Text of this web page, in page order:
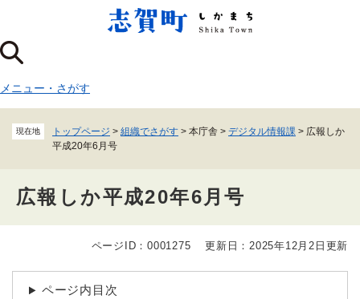
ジ
の
頭
で
メニューを飛ばして本文へ
メニュー ・ さがす
現在地 トップページ > 組織でさがす > 本庁舎 > デジタル情報課 > 広報しか
平成20年6月号
広報しか平成20年6月号
文
ページID：0001275 更新日：2025年12月2日更新
ページ内目次